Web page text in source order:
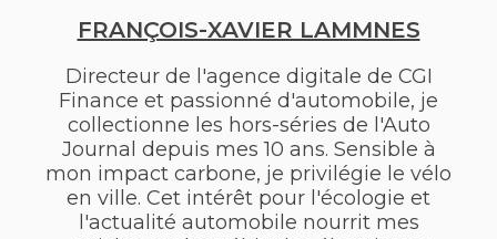
FRANÇOIS-XAVIER LAMMNES
Directeur de l'agence digitale de CGI
Finance et passionné d'automobile, je
collectionne les hors-séries de l'Auto
Journal depuis mes 10 ans. Sensible à
mon impact carbone, je privilégie le vélo
en ville. Cet intérêt pour l'écologie et
l'actualité automobile nourrit mes